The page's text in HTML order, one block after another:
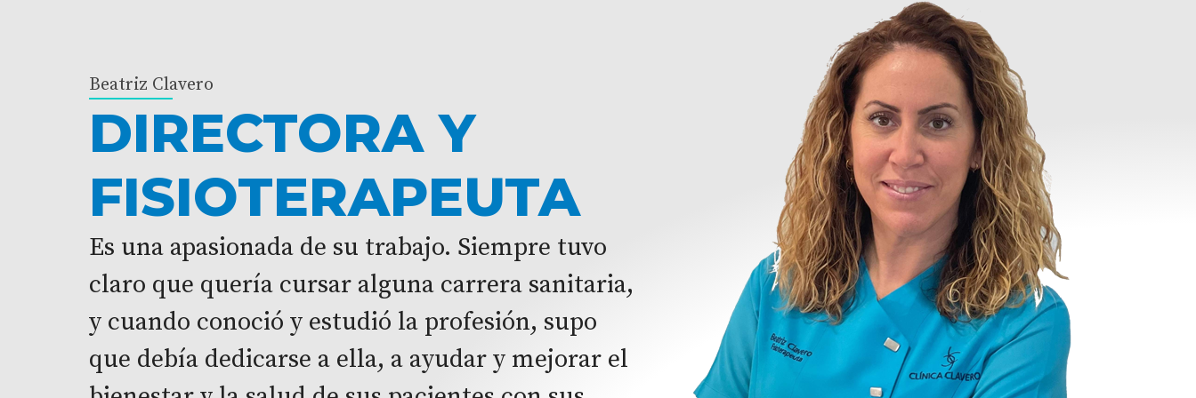
Beatriz Clavero
DIRECTORA Y
FISIOTERAPEUTA
Es una apasionada de su trabajo. Siempre tuvo
claro que quería cursar alguna carrera sanitaria,
y cuando conoció y estudió la profesión, supo
que debía dedicarse a ella, a ayudar y mejorar el